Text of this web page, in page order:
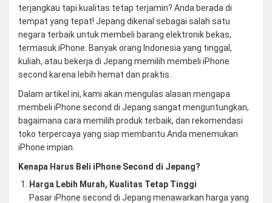
terjangkau tapi kualitas tetap terjamin? Anda berada di
tempat yang tepat! Jepang dikenal sebagai salah satu
negara terbaik untuk membeli barang elektronik bekas,
termasuk iPhone. Banyak orang Indonesia yang tinggal,
kuliah, atau bekerja di Jepang memilih membeli iPhone
second karena lebih hemat dan praktis.
Dalam artikel ini, kami akan mengulas alasan mengapa
membeli iPhone second di Jepang sangat menguntungkan,
bagaimana cara memilih produk terbaik, dan rekomendasi
toko terpercaya yang siap membantu Anda menemukan
iPhone impian.
Kenapa Harus Beli iPhone Second di Jepang?
Harga Lebih Murah, Kualitas Tetap Tinggi
Pasar iPhone second di Jepang menawarkan harga yang